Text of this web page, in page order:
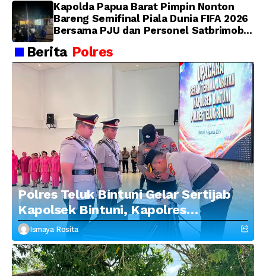
Kapolda Papua Barat Pimpin Nonton
Bareng Semifinal Piala Dunia FIFA 2026
Bersama PJU dan Personel Satbrimob
Berita Polres
Polres Teluk Bintuni Gelar Sertijab
Kapolsek Bintuni, Kapolres
Tekankan Profesionalisme dan
Penguatan Sinergitas
Ismaya Rosita